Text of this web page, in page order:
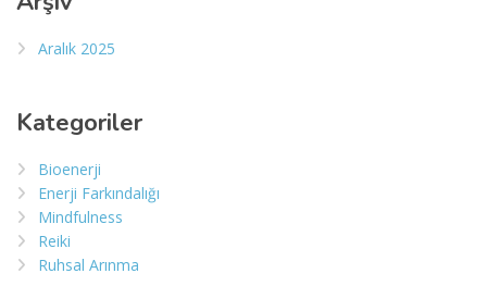
Aralık 2025
Kategoriler
Bioenerji
Enerji Farkındalığı
Mindfulness
Reiki
Ruhsal Arınma